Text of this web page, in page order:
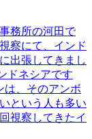
務所の河田で
察にて、インド
出張してきまし
ドネシアです
は、そのアンボ
という人も多い
視察してきたイ